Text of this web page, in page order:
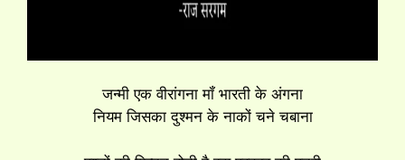
जन्मी एक वीरांगना मॉं भारती के अंगना
नियम जिसका दुश्मन के नाकों चने चबाना